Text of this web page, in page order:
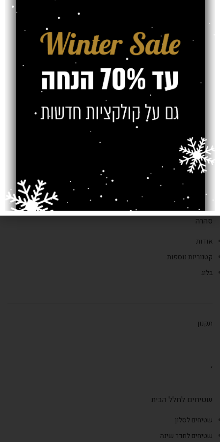
סניף ירושלים
יפו44
דוא"ל:
saharacarpts@gmail.com
סהרה
אודות
קטגוריות נוספות
בלוג
תקנון
,
שטיחים לחלל הבית
שטיחים לסלון
שטיחים לחדר שינה